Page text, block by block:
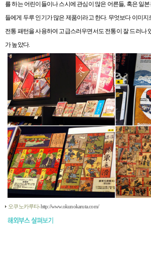
를 하는 어린이들이나 스시에 관심이 많은 어른들, 혹은 일
들에게 두루 인기가 많은 제품이라고 한다. 무엇보다 이미지
전통 패턴을 사용하여 고급스러우면서도 전통이 잘 드러나
가 높았다.
오쿠노카루타-http://www.okunokaruta.com/